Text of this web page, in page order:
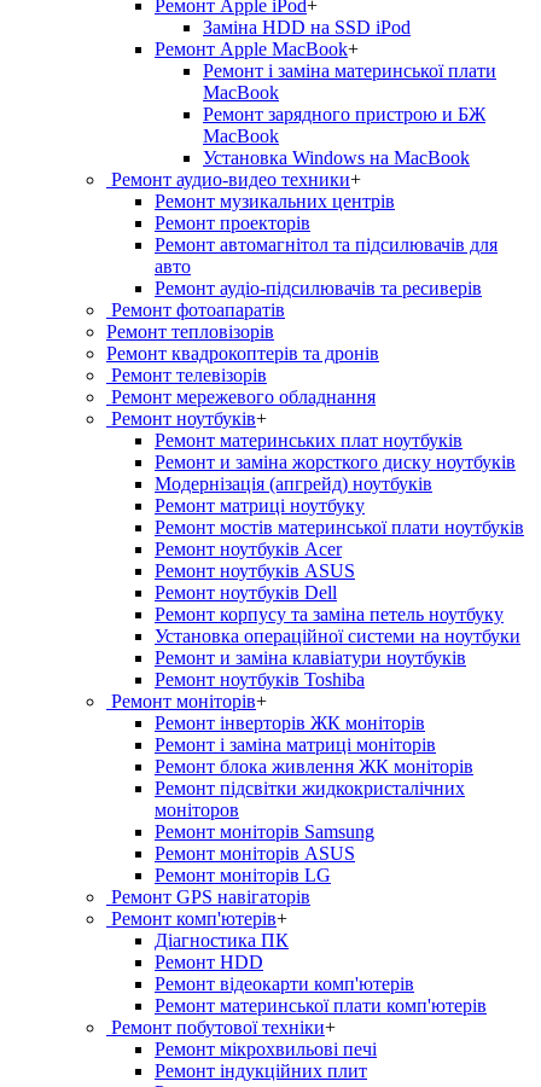
Ремонт Apple iPod+
Заміна HDD на SSD iPod
Ремонт Apple MacBook+
Ремонт і заміна материнської плати
MacBook
Ремонт зарядного пристрою и БЖ
MacBook
Установка Windows на MacBook
Ремонт аудио-видео техники+
Ремонт музикальних центрів
Ремонт проекторів
Ремонт автомагнітол та підсилювачів для
авто
Ремонт аудіо-підсилювачів та ресиверів
Ремонт фотоапаратів
Ремонт тепловізорів
Ремонт квадрокоптерів та дронів
Ремонт телевізорів
Ремонт мережевого обладнання
Ремонт ноутбуків+
Ремонт материнських плат ноутбуків
Ремонт и заміна жорсткого диску ноутбуків
Модернізація (апгрейд) ноутбуків
Ремонт матриці ноутбуку
Ремонт мостів материнської плати ноутбуків
Ремонт ноутбуків Acer
Ремонт ноутбуків ASUS
Ремонт ноутбуків Dell
Ремонт корпусу та заміна петель ноутбуку
Установка операційної системи на ноутбуки
Ремонт и заміна клавіатури ноутбуків
Ремонт ноутбуків Toshiba
Ремонт моніторів+
Ремонт інверторів ЖК моніторів
Ремонт і заміна матриці моніторів
Ремонт блока живлення ЖК моніторів
Ремонт підсвітки жидкокристалічних
моніторов
Ремонт моніторів Samsung
Ремонт моніторів ASUS
Ремонт моніторів LG
Ремонт GPS навігаторів
Ремонт комп'ютерів+
Діагностика ПК
Ремонт HDD
Ремонт відеокарти комп'ютерів
Ремонт материнської плати комп'ютерів
Ремонт побутової техніки+
Ремонт мікрохвильові печі
Ремонт індукційних плит